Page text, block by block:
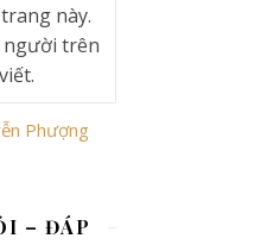
này.
người trên
Phượng
– ĐÁP